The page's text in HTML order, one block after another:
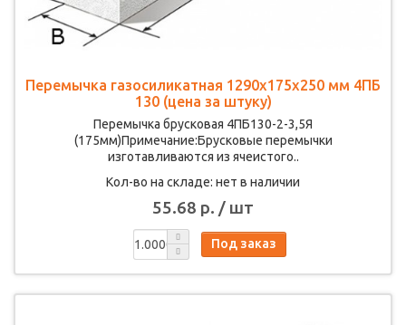
Перемычка газосиликатная 1290х175х250 мм 4ПБ
130 (цена за штуку)
Перемычка брусковая 4ПБ130-2-3,5Я
(175мм)Примечание:Брусковые перемычки
изготавливаются из ячеистого..
Кол-во на складе: нет в наличии
55.68 р. / шт
Под заказ